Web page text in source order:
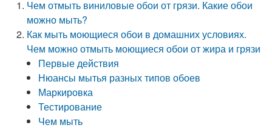
Чем отмыть виниловые обои от грязи. Какие обои
можно мыть?
Как мыть моющиеся обои в домашних условиях.
Чем можно отмыть моющиеся обои от жира и грязи
Первые действия
Нюансы мытья разных типов обоев
Маркировка
Тестирование
Чем мыть